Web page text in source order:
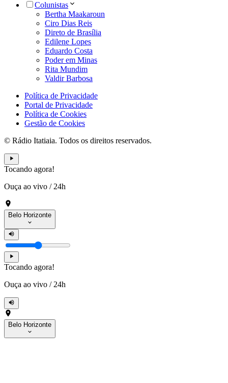
Colunistas
Bertha Maakaroun
Ciro Dias Reis
Direto de Brasília
Edilene Lopes
Eduardo Costa
Poder em Minas
Rita Mundim
Valdir Barbosa
Política de Privacidade
Portal de Privacidade
Política de Cookies
Gestão de Cookies
© Rádio Itatiaia. Todos os direitos reservados.
Tocando agora!
Ouça ao vivo / 24h
Belo Horizonte
Tocando agora!
Ouça ao vivo / 24h
Belo Horizonte